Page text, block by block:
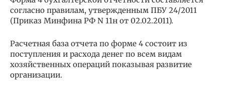
согласно правилам, утвержденным ПБУ 24/2011
(Приказ Минфина РФ N 11н от 02.02.2011).
Расчетная база отчета по форме 4 состоит из
поступления и расхода денег по всем видам
хозяйственных операций показывая развитие
организации.